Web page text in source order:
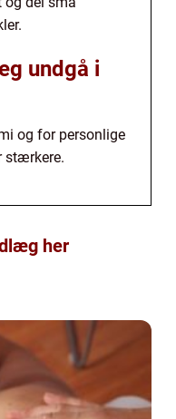
undgå i
og for personlige
stærkere.
her